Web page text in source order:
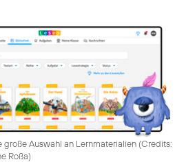
große Auswahl an Lernmaterialien (Credits:
Roßa)